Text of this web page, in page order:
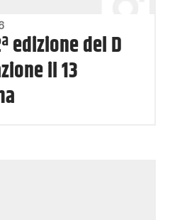
edizione del D
il 13